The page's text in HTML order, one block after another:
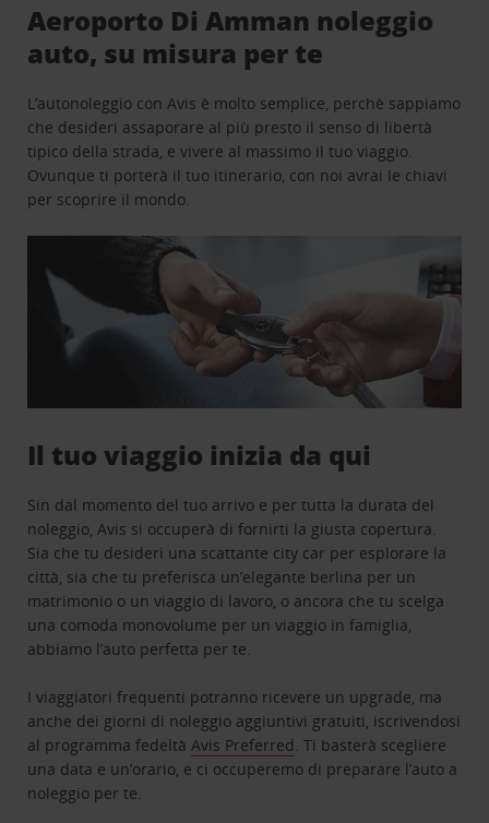
Aeroporto Di Amman noleggio
auto, su misura per te
L’autonoleggio con Avis è molto semplice, perchè sappiamo
che desideri assaporare al più presto il senso di libertà
tipico della strada, e vivere al massimo il tuo viaggio.
Ovunque ti porterà il tuo itinerario, con noi avrai le chiavi
per scoprire il mondo.
Il tuo viaggio inizia da qui
Sin dal momento del tuo arrivo e per tutta la durata del
noleggio, Avis si occuperà di fornirti la giusta copertura.
Sia che tu desideri una scattante city car per esplorare la
città, sia che tu preferisca un’elegante berlina per un
matrimonio o un viaggio di lavoro, o ancora che tu scelga
una comoda monovolume per un viaggio in famiglia,
abbiamo l’auto perfetta per te.
I viaggiatori frequenti potranno ricevere un upgrade, ma
anche dei giorni di noleggio aggiuntivi gratuiti, iscrivendosi
al programma fedeltàAvis Preferred. Ti basterà scegliere
una data e un’orario, e ci occuperemo di preparare l’auto a
noleggio per te.